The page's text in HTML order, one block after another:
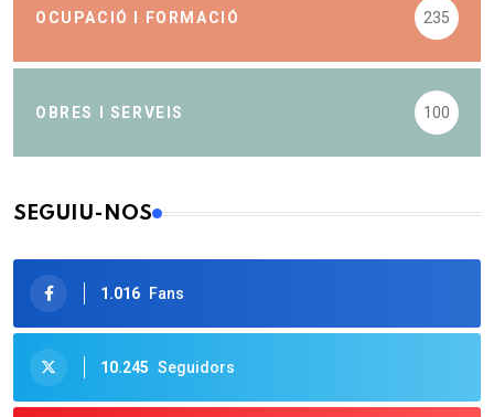
OCUPACIÓ I FORMACIÓ 235
OBRES I SERVEIS 100
SEGUIU-NOS
1.016 Fans
10.245 Seguidors